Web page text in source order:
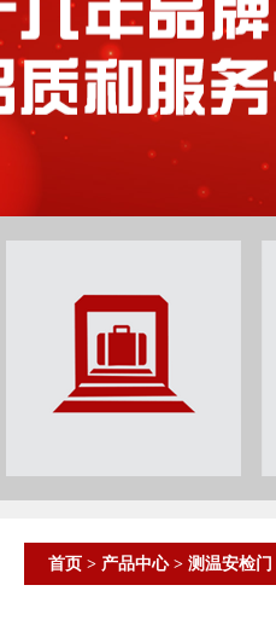
首页 > 产品中心> 测温安检门